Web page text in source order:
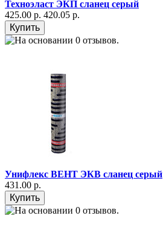
Техноэласт ЭКП сланец серый
425.00 р. 420.05 р.
Унифлекс ВЕНТ ЭКВ сланец серый
431.00 р.